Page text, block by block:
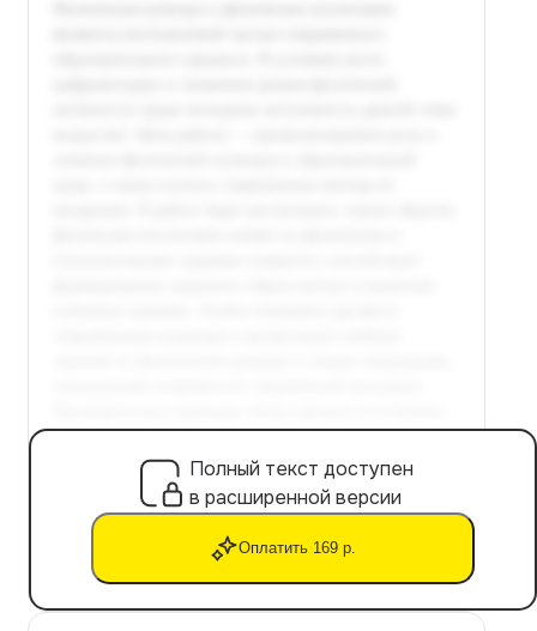
Полный текст доступен
в расширенной версии
Оплатить 169 р.